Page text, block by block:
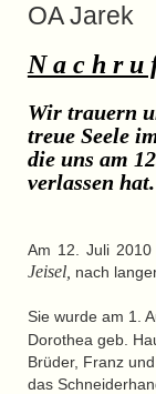
OA Jarek
N a c h r u
Wir trauern
treue Seele
die uns am
verlassen hat.
Am 12. Juli
Jeisel, nach
Sie wurde am 1.
Dorothea geb.
Brüder, Franz
das